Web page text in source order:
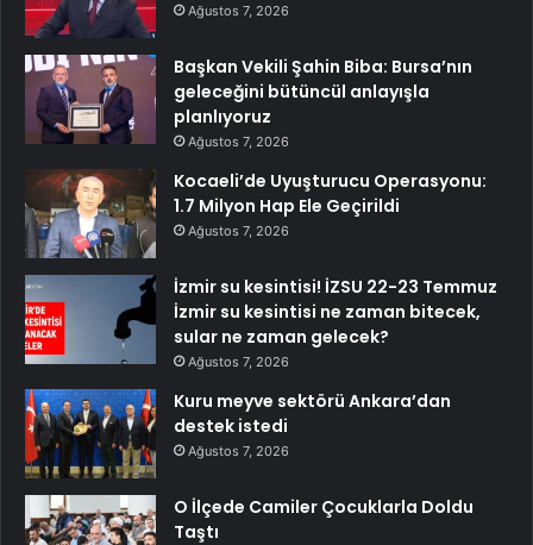
Ağustos 7, 2026
Başkan Vekili Şahin Biba: Bursa’nın
geleceğini bütüncül anlayışla
planlıyoruz
Ağustos 7, 2026
Kocaeli’de Uyuşturucu Operasyonu:
1.7 Milyon Hap Ele Geçirildi
Ağustos 7, 2026
İzmir su kesintisi! İZSU 22-23 Temmuz
İzmir su kesintisi ne zaman bitecek,
sular ne zaman gelecek?
Ağustos 7, 2026
Kuru meyve sektörü Ankara’dan
destek istedi
Ağustos 7, 2026
O İlçede Camiler Çocuklarla Doldu
Taştı